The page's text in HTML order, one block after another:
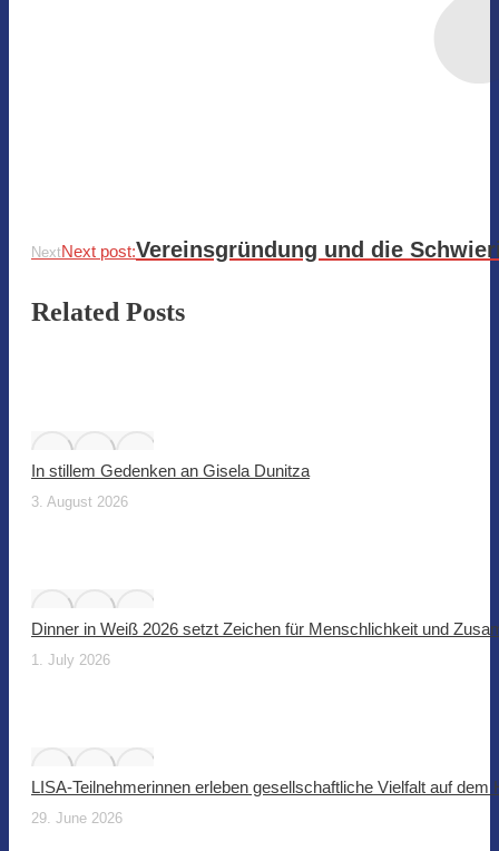
NextNext post:Vereinsgründung und die
Related Posts
In stillem Gedenken an Gisela Dunitza
3. August 2026
Dinner in Weiß 2026 setzt Zeichen für Menschlichkeit und
1. July 2026
LISA-Teilnehmerinnen erleben gesellschaftliche Vielfalt auf dem
29. June 2026